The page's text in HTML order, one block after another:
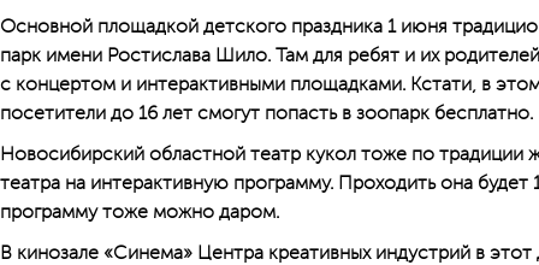
Основной площадкой детского праздника 1 июня
парк имени Ростислава Шило. Там для ребят и их
с концертом и интерактивными площадками. Кстати, в
посетители до 16 лет смогут попасть в зоопарк
Новосибирский областной театр кукол тоже по традиции
театра на интерактивную программу. Проходить она будет
программу тоже можно даром.
В кинозале «Синема» Центра креативных индустрий в